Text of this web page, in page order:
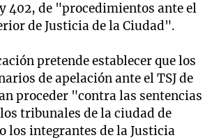
402, de "procedimientos ante el
de Justicia de la Ciudad".
pretende establecer que los
de apelación ante el TSJ de
proceder "contra las sentencias
tribunales de la ciudad de
los integrantes de la Justicia